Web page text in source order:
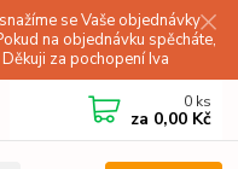
se Vaše objednávky
na objednávku spěcháte,
za pochopení Iva
0 ks
za 0,00 Kč